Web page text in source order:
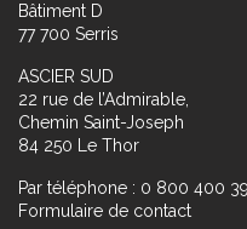
Bâtiment D
77 700 Serris
ASCIER SUD
22 rue de l’Admirable,
Chemin Saint-Joseph
84 250 Le Thor
Par téléphone : 0 800 400
Formulaire de contact